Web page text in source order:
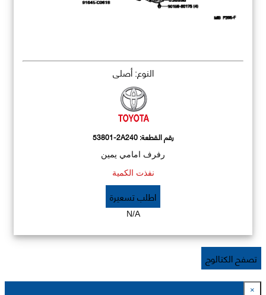
النوع: أصلي
رقم القطعة:53801-2A240
رفرف امامي يمين
نفذت الكمية
اطلب تسعيرة
N/A
تصفح الكتالوج
×